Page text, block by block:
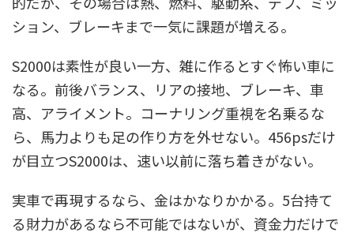
ション、ブレーキまで一気に課題が増える。
S2000は素性が良い一方、雑に作るとすぐ怖い車に
なる。前後バランス、リアの接地、ブレーキ、車
高、アライメント。コーナリング重視を名乗るな
ら、馬力よりも足の作り方を外せない。456psだけ
が目立つS2000は、速い以前に落ち着きがない。
実車で再現するなら、金はかなりかかる。5台持て
る財力があるなら不可能ではないが、資金力だけで